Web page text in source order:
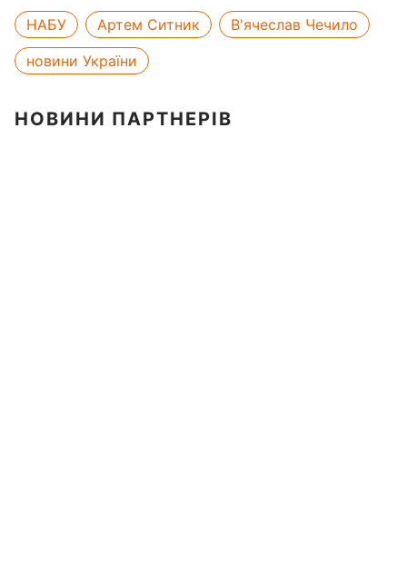
НАБУ Артем Ситник
В'ячеслав Чечило
новини України
НОВИНИ ПАРТНЕРІВ